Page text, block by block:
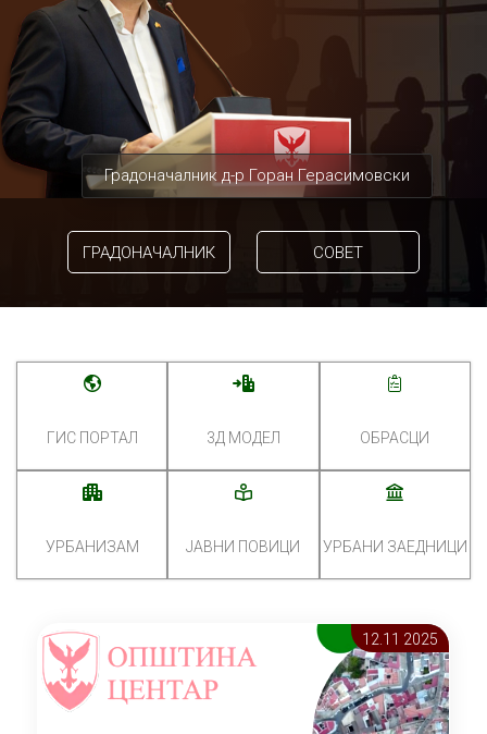
Градоначалник д-р Горан Герасимовски
ГРАДОНАЧАЛНИК СОВЕТ
ГИС ПОРТАЛ 3Д МОДЕЛ ОБРАСЦИ
УРБАНИЗАМ ЈАВНИ ПОВИЦИ УРБАНИ ЗАЕДНИЦИ
12.11 2025